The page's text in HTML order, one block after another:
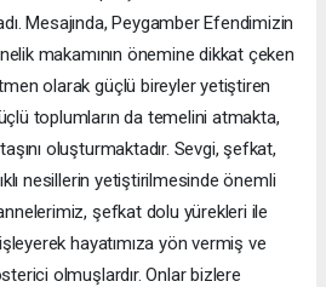
Mesajında, Peygamber Efendimizin
makamının önemine dikkat çeken
olarak güçlü bireyler yetiştiren
toplumların da temelini atmakta,
oluşturmaktadır. Sevgi, şefkat,
nesillerin yetiştirilmesinde önemli
şefkat dolu yürekleri ile
hayatımıza yön vermiş ve
olmuşlardır. Onlar bizlere